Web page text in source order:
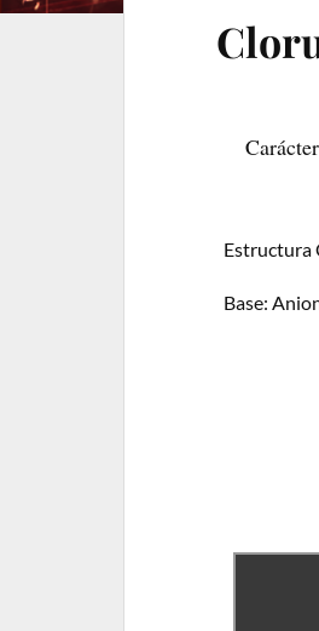
Estructura
Base: